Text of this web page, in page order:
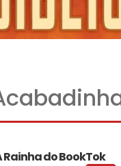
Rainha do BookTok